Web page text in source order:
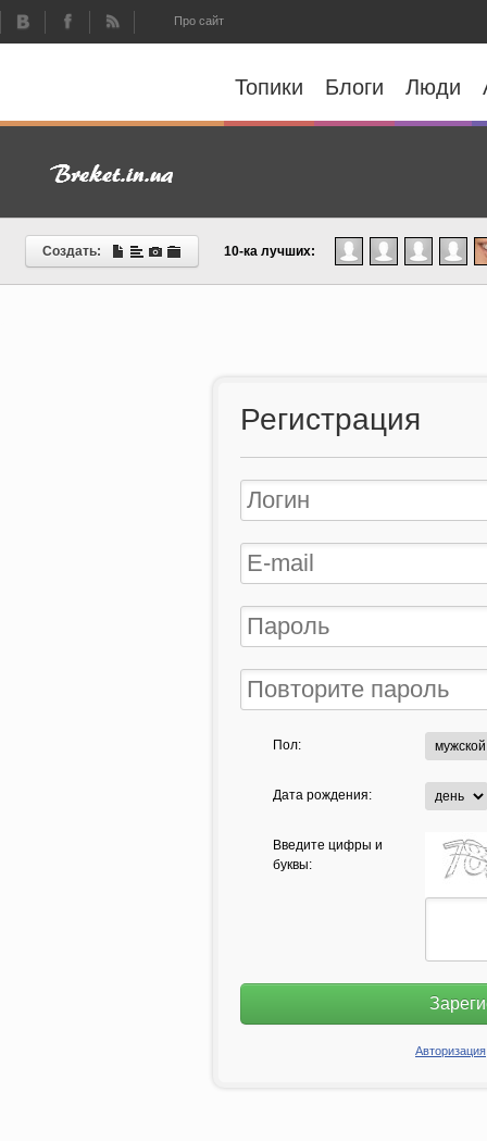
Про сайт
Топики Блоги Люди
Создать: 10-ка лучших:
Регистрация
Пол:
Дата рождения:
Введите цифры и
буквы:
Авторизация